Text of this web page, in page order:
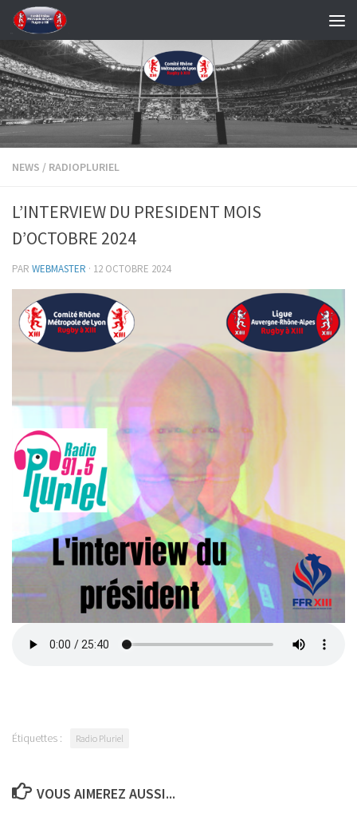
Skip to content
NEWS / RADIOPLURIEL
L’INTERVIEW DU PRESIDENT MOIS
D’OCTOBRE 2024
PAR WEBMASTER · 12 OCTOBRE 2024
Étiquettes : Radio Pluriel
VOUS AIMEREZ AUSSI...